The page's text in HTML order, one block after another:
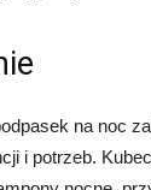
na noc
i potrzeb.